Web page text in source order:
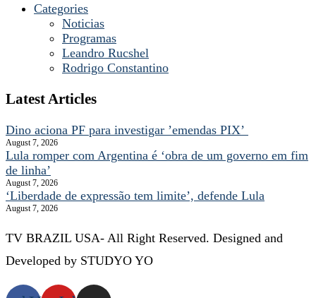
Categories
Noticias
Programas
Leandro Rucshel
Rodrigo Constantino
Latest Articles
Dino aciona PF para investigar ’emendas PIX’
August 7, 2026
Lula romper com Argentina é ‘obra de um governo em fim
de linha’
August 7, 2026
‘Liberdade de expressão tem limite’, defende Lula
August 7, 2026
TV BRAZIL USA- All Right Reserved. Designed and
Developed by STUDYO YO